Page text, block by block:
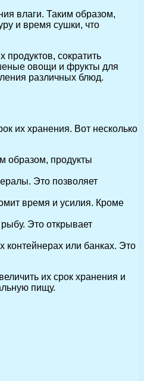
влаги. Таким образом,
и время сушки, что
сократить
овощи и фрукты для
различных блюд.
их хранения. Вот несколько
образом, продукты
Это позволяет
время и усилия. Кроме
Это открывает
или банках. Это
их срок хранения и
пищу.